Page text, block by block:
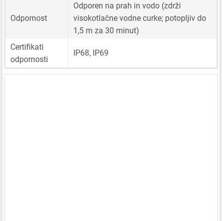
Odpornost
Odporen na prah in vodo (zdrži
visokotlačne vodne curke; potopljiv do
1,5 m za 30 minut)
Certifikati
odpornosti
IP68, IP69